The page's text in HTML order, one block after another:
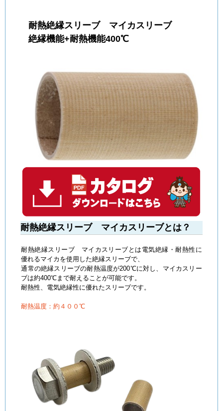
耐熱絶縁スリーブ マイカスリーブ
絶縁機能+耐熱機能400℃
耐熱絶縁スリーブ マイカスリーブとは？
耐熱絶縁スリーブ マイカスリーブとは電気絶縁・耐熱性に
優れるマイカを使用した絶縁スリーブで、
通常の絶縁スリーブの耐熱温度が200℃に対し、マイカスリー
ブは約400℃まで耐えることが可能です。
耐熱性、電気絶縁性に優れたスリーブです。
耐熱温度：約４００℃